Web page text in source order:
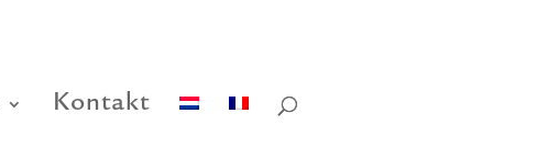
Kontakt